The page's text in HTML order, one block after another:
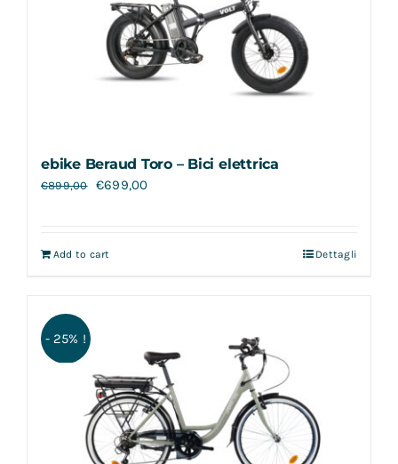
ebike Beraud Toro – Bici elettrica
€899,00 €699,00
Add to cart Dettagli
- 25% !